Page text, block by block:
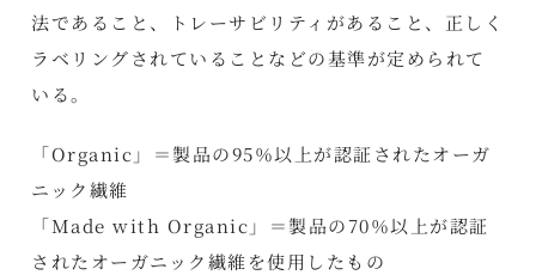
法であること、トレーサビリティがあること、正しく
ラベリングされていることなどの基準が定められて
いる。
「Organic」＝製品の95％以上が認証されたオーガ
ニック繊維
「Made with Organic」＝製品の70％以上が認証
されたオーガニック繊維を使用したもの